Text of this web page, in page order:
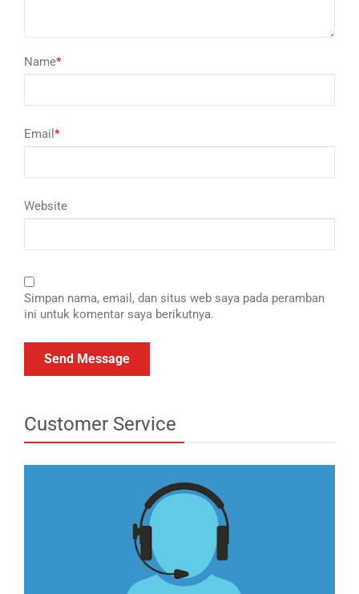
Name*
Email *
Website
Simpan nama, email, dan situs web saya pada peramban
ini untuk komentar saya berikutnya.
Customer Service